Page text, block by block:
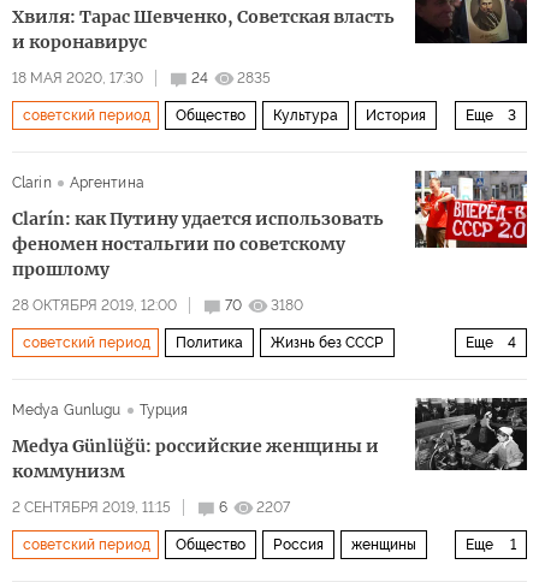
информация либералы
Хвиля: Тарас Шевченко, Советская власть
и коронавирус
18 МАЯ 2020, 17:30 24 2835
Еще 3
советский период Общество Культура История
Clarin Аргентина
Clarín: как Путину удается использовать
феномен ностальгии по советскому
прошлому
28 ОКТЯБРЯ 2019, 12:00 70 3180
Еще 4
советский период Политика Жизнь без СССР
Medya Gunlugu
Турция
Medya Günlüğü: российские женщины и
коммунизм
2 СЕНТЯБРЯ 2019, 11:15 6 2207
Еще 1
советский период Общество Россия женщины